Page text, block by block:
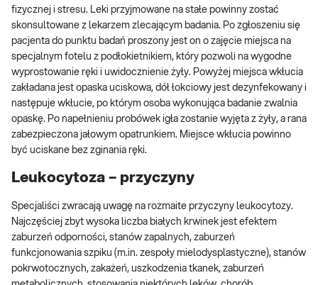
fizycznej i stresu. Leki przyjmowane na stałe powinny zostać
skonsultowane z lekarzem zlecającym badania. Po zgłoszeniu się
pacjenta do punktu badań proszony jest on o zajęcie miejsca na
specjalnym fotelu z podłokietnikiem, który pozwoli na wygodne
wyprostowanie ręki i uwidocznienie żyły. Powyżej miejsca wkłucia
zakładana jest opaska uciskowa, dół łokciowy jest dezynfekowany i
następuje wkłucie, po którym osoba wykonująca badanie zwalnia
opaskę. Po napełnieniu probówek igła zostanie wyjęta z żyły, a rana
zabezpieczona jałowym opatrunkiem. Miejsce wkłucia powinno
być uciskane bez zginania ręki.
Leukocytoza – przyczyny
Specjaliści zwracają uwagę na rozmaite przyczyny leukocytozy.
Najczęściej zbyt wysoka liczba białych krwinek jest efektem
zaburzeń odporności, stanów zapalnych, zaburzeń
funkcjonowania szpiku (m.in. zespoły mielodysplastyczne), stanów
pokrwotocznych, zakażeń, uszkodzenia tkanek, zaburzeń